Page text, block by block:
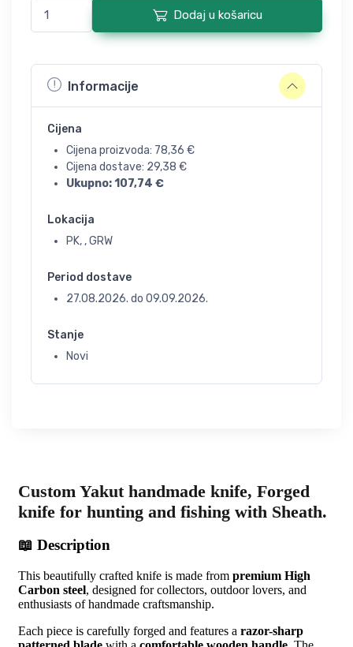
Dodaj u košaricu
Informacije
Cijena
Cijena proizvoda: 78,36 €
Cijena dostave: 29,38 €
Ukupno:107,74 €
Lokacija
PK, , GRW
Period dostave
27.08.2026. do 09.09.2026.
Stanje
Novi